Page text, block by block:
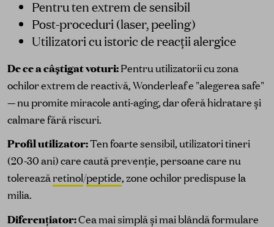
Pentru ten extrem de sensibil
Post-proceduri (laser, peeling)
Utilizatori cu istoric de reacții alergice
De ce a câștigat voturi:Pentru utilizatorii cu zona
ochilor extrem de reactivă, Wonderleaf e "alegerea safe"
— nu promite miracole anti-aging, dar oferă hidratare și
calmare fără riscuri.
Profil utilizator:Ten foarte sensibil, utilizatori tineri
(20-30 ani) care caută prevenție, persoane care nu
tolereazăretinol/peptide, zone ochilor predispuse la
milia.
Diferențiator:Cea mai simplă și mai blândă formulare